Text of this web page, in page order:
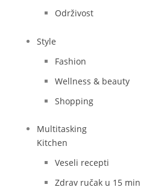
Održivost
Style
Fashion
Wellness & beauty
Shopping
Multitasking
Kitchen
Veseli recepti
Zdrav ručak u 15 min